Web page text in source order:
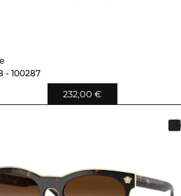
- 100287
232,00 €